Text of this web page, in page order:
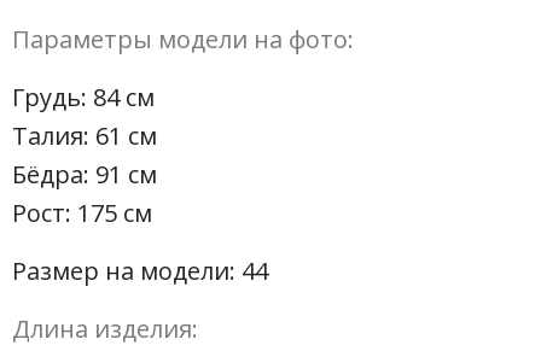
Параметры модели на фото:
Грудь: 84 см
Талия: 61 см
Бёдра: 91 см
Рост: 175 см
Размер на модели: 44
Длина изделия: